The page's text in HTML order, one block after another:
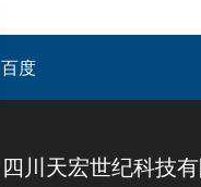
百度
四川天宏世纪科技